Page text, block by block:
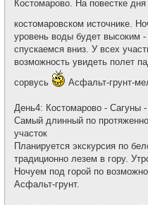
Костомарово. На повестке
костомаровском источнике.
уровень воды будет высоким
спускаемся вниз. У всех
возможность увидеть полет
сорвусь
Асфальт-грунт-
День4: Костомарово - Сагуны
Самый длинный по
участок
Планируется экскурсия по
традиционно лезем в гору.
Ночуем под горой по
Асфальт-грунт.